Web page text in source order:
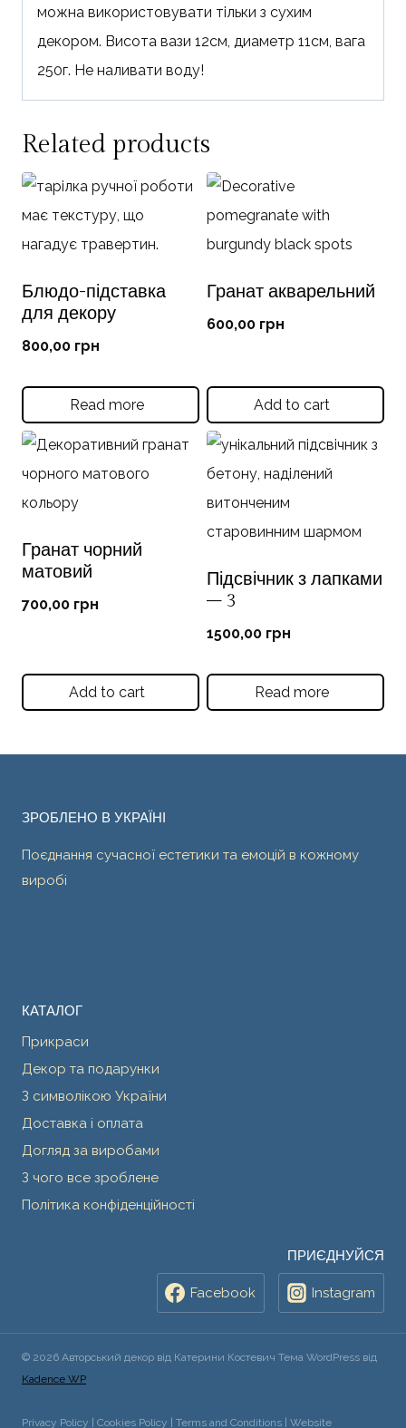
можна використовувати тільки з сухим
декором. Висота вази 12см, диаметр 11см, вага
250г. Не наливати воду!
Related products
Блюдо-підставка
для декору
800,00 грн
Read more
Гранат акварельний
600,00 грн
Add to cart
Гранат чорний
матовий
700,00 грн
Add to cart
Підсвічник з лапками
– 3
1500,00 грн
Read more
ЗРОБЛЕНО В УКРАЇНІ
Поєднання сучасної естетики та емоцій в кожному
виробі
КАТАЛОГ
Прикраси
Декор та подарунки
З символікою України
Доставка і оплата
Догляд за виробами
З чого все зроблене
Політика конфіденційності
ПРИЄДНУЙСЯ
Facebook Instagram
© 2026 Авторський декор від Катерини Костевич Тема WordPress від
Kadence WP
Privacy Policy | Cookies Policy | Terms and Conditions | Website